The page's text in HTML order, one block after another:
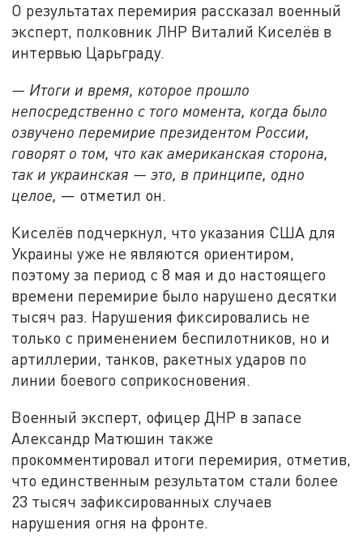
О результатах перемирия рассказал военный
эксперт, полковник ЛНР Виталий Киселёв в
интервью Царьграду.
— Итоги и время, которое прошло
непосредственно с того момента, когда было
озвучено перемирие президентом России,
говорят о том, что как американская сторона,
так и украинская — это, в принципе, одно
целое, — отметил он.
Киселёв подчеркнул, что указания США для
Украины уже не являются ориентиром,
поэтому за период с 8 мая и до настоящего
времени перемирие было нарушено десятки
тысяч раз. Нарушения фиксировались не
только с применением беспилотников, но и
артиллерии, танков, ракетных ударов по
линии боевого соприкосновения.
Военный эксперт, офицер ДНР в запасе
Александр Матюшин также
прокомментировал итоги перемирия, отметив,
что единственным результатом стали более
23 тысяч зафиксированных случаев
нарушения огня на фронте.